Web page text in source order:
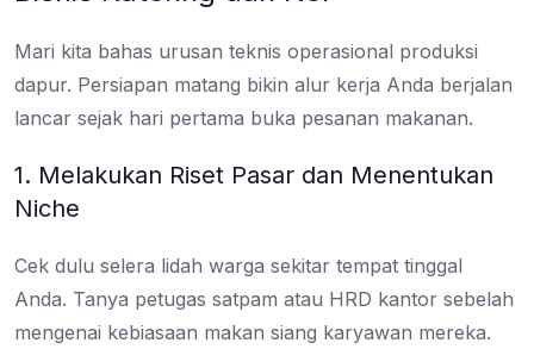
Mari kita bahas urusan teknis operasional produksi
dapur. Persiapan matang bikin alur kerja Anda berjalan
lancar sejak hari pertama buka pesanan makanan.
1. Melakukan Riset Pasar dan Menentukan
Niche
Cek dulu selera lidah warga sekitar tempat tinggal
Anda. Tanya petugas satpam atau HRD kantor sebelah
mengenai kebiasaan makan siang karyawan mereka.